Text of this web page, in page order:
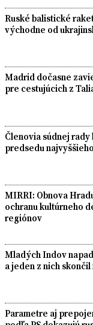
Ruské balistické
východne od
Madrid dočasne
pre cestujúcich z
Členovia súdnej
predsedu
MIRRI: Obnova
ochranu kultúrneho
regiónov
Mladých Indov
a jeden z nich
Parametre aj